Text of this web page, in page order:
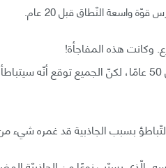
واسعة النّطاق قبل 20 عام.
وكانت هذه المفاجأة!
فقد كان هذا التوسع معروفًا منذ أكثر من 50 عامًا،
بسبب الجاذبية قد غمره شيء